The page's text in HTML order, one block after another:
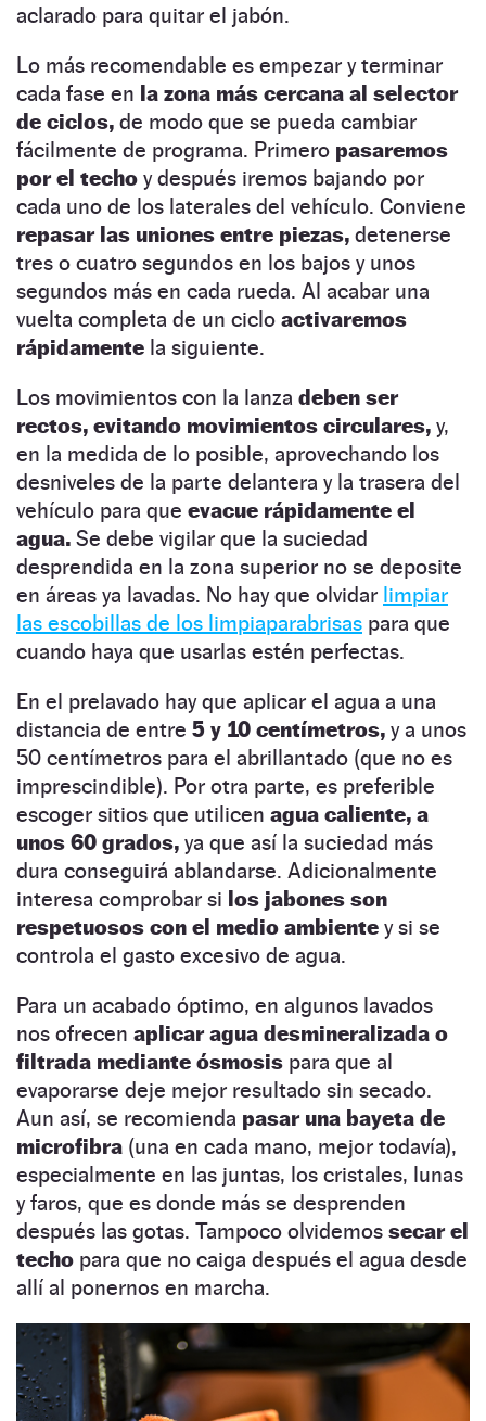
aclarado para quitar el jabón.
Lo más recomendable es empezar y terminar
cada fase en la zona más cercana al selector
de ciclos, de modo que se pueda cambiar
fácilmente de programa. Primero pasaremos
por el techo y después iremos bajando por
cada uno de los laterales del vehículo. Conviene
repasar las uniones entre piezas, detenerse
tres o cuatro segundos en los bajos y unos
segundos más en cada rueda. Al acabar una
vuelta completa de un ciclo activaremos
rápidamente la siguiente.
Los movimientos con la lanza deben ser
rectos, evitando movimientos circulares, y,
en la medida de lo posible, aprovechando los
desniveles de la parte delantera y la trasera del
vehículo para que evacue rápidamente el
agua. Se debe vigilar que la suciedad
desprendida en la zona superior no se deposite
en áreas ya lavadas. No hay que olvidar limpiar
las escobillas de los limpiaparabrisas para que
cuando haya que usarlas estén perfectas.
En el prelavado hay que aplicar el agua a una
distancia de entre 5 y 10 centímetros, y a unos
50 centímetros para el abrillantado (que no es
imprescindible). Por otra parte, es preferible
escoger sitios que utilicen agua caliente, a
unos 60 grados, ya que así la suciedad más
dura conseguirá ablandarse. Adicionalmente
interesa comprobar si los jabones son
respetuosos con el medio ambiente y si se
controla el gasto excesivo de agua.
Para un acabado óptimo, en algunos lavados
nos ofrecen aplicar agua desmineralizada o
filtrada mediante ósmosis para que al
evaporarse deje mejor resultado sin secado.
Aun así, se recomienda pasar una bayeta de
microfibra (una en cada mano, mejor todavía),
especialmente en las juntas, los cristales, lunas
y faros, que es donde más se desprenden
después las gotas. Tampoco olvidemos secar el
techo para que no caiga después el agua desde
allí al ponernos en marcha.